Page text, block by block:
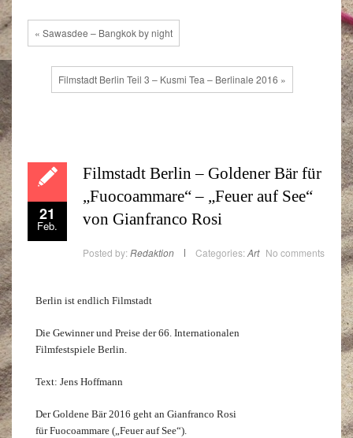
« Sawasdee – Bangkok by night
Filmstadt Berlin Teil 3 – Kusmi Tea – Berlinale 2016 »
21
Feb.
Filmstadt Berlin – Goldener Bär für
„Fuocoammare“ – „Feuer auf See“
von Gianfranco Rosi
Posted by: Redaktion Categories: Art No comments
Berlin ist endlich Filmstadt
Die Gewinner und Preise der 66. Internationalen
Filmfestspiele Berlin.
Text: Jens Hoffmann
Der Goldene Bär 2016 geht an Gianfranco Rosi
für Fuocoammare („Feuer auf See“).